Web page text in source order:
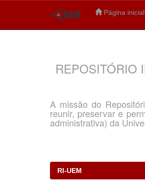
Página inicial
REPOSITÓRIO
A missão do
reunir, preservar e
administrativa) da
RI-UEM